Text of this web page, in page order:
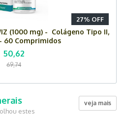
27% OFF
(1000 mg) - Colágeno Tipo II,
60 Comprimidos
50,62
69,74
veja mais
estes